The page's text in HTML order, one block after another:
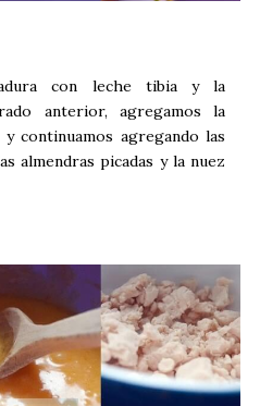
con leche tibia y la
anterior, agregamos la
continuamos agregando las
almendras picadas y la nuez